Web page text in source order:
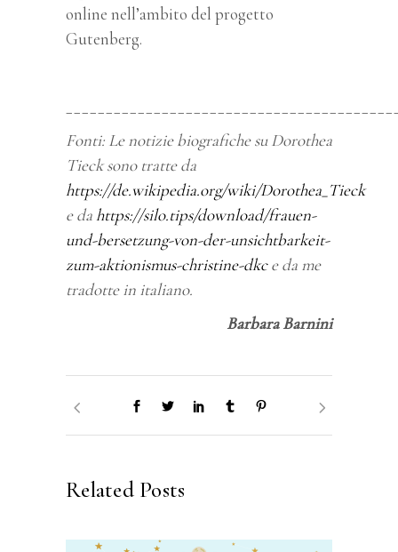
online nell’ambito del progetto
Gutenberg.
Fonti: Le notizie biografiche su Dorothea
Tieck sono tratte da
https://de.wikipedia.org/wiki/Dorothea_Tieck
e dahttps://silo.tips/download/frauen-
und-bersetzung-von-der-unsichtbarkeit-
zum-aktionismus-christine-dkce da me
tradotte in italiano.
Barbara Barnini
Related Posts